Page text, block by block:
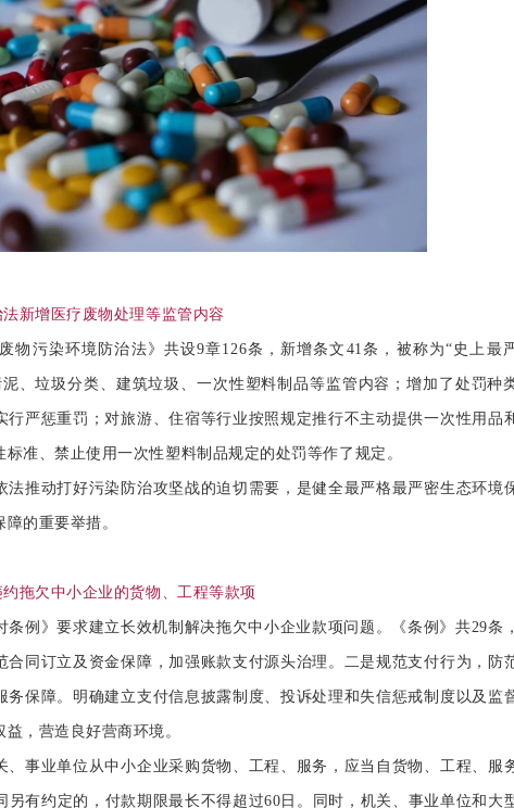
新增医疗废物处理等监管内容
污染环境防治法》共设9章126条，新增条文41条，被称为“史上最
、垃圾分类、建筑垃圾、一次性塑料制品等监管内容；增加了处罚种
行严惩重罚；对旅游、住宿等行业按照规定推行不主动提供一次性用品
准、禁止使用一次性塑料制品规定的处罚等作了规定。
推动打好污染防治攻坚战的迫切需要，是健全最严格最严密生态环境
的重要举措。
拖欠中小企业的货物、工程等款项
例》要求建立长效机制解决拖欠中小企业款项问题。《条例》共29条
合同订立及资金保障，加强账款支付源头治理。二是规范支付行为，防
务保障。明确建立支付信息披露制度、投诉处理和失信惩戒制度以及监
，营造良好营商环境。
事业单位从中小企业采购货物、工程、服务，应当自货物、工程、服
另有约定的，付款期限最长不得超过60日。同时，机关、事业单位和大